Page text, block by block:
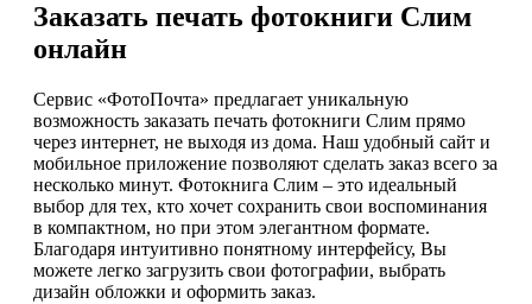
Заказать печать фотокниги Слим
онлайн
Сервис «ФотоПочта» предлагает уникальную
возможность заказать печать фотокниги Слим прямо
через интернет, не выходя из дома. Наш удобный сайт и
мобильное приложение позволяют сделать заказ всего за
несколько минут. Фотокнига Слим – это идеальный
выбор для тех, кто хочет сохранить свои воспоминания
в компактном, но при этом элегантном формате.
Благодаря интуитивно понятному интерфейсу, Вы
можете легко загрузить свои фотографии, выбрать
дизайн обложки и оформить заказ.